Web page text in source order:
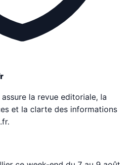
la revue editoriale, la
et la clarte des informations